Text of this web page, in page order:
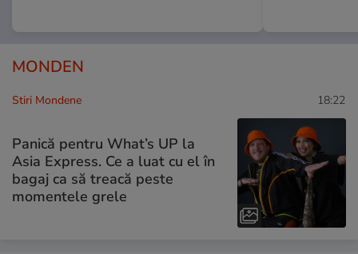
MONDEN
Stiri Mondene 18:22
Panică pentru What’s UP la
Asia Express. Ce a luat cu el în
bagaj ca să treacă peste
momentele grele